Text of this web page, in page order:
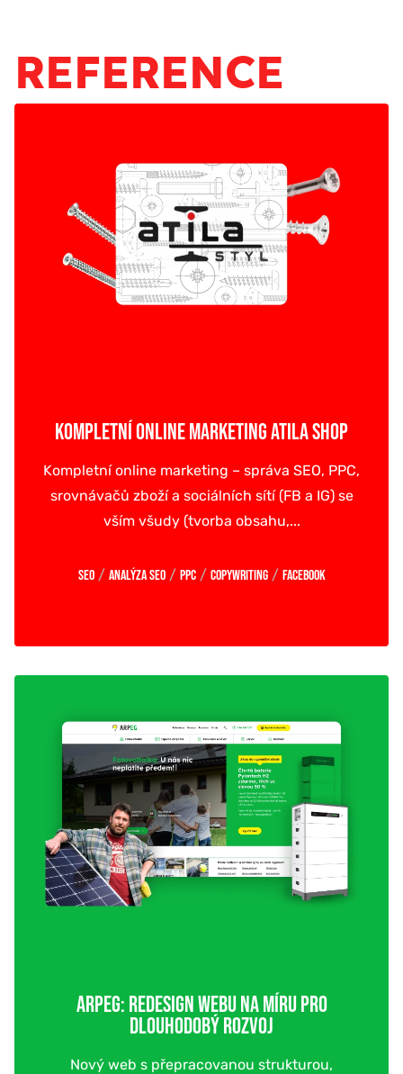
REFERENCE
KOMPLETNÍ ONLINE MARKETING ATILA SHOP
Kompletní online marketing – správa SEO, PPC,
srovnávačů zboží a sociálních sítí (FB a IG) se
vším všudy (tvorba obsahu,...
SEO / Analýza SEO / PPC / Copywriting / Facebook
ARPEG: REDESIGN WEBU NA MÍRU PRO
DLOUHODOBÝ ROZVOJ
Nový web s přepracovanou strukturou,